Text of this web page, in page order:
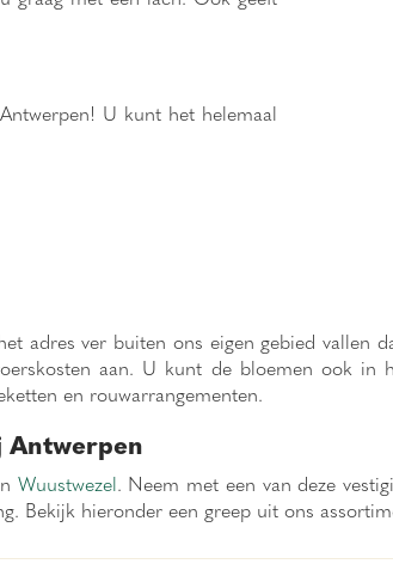
U kunt het helemaal
adres ver buiten ons eigen gebied vallen
aan. U kunt de bloemen ook in
en rouwarrangementen.
Antwerpen
Wuustwezel. Neem met een van deze
Bekijk hieronder een greep uit ons